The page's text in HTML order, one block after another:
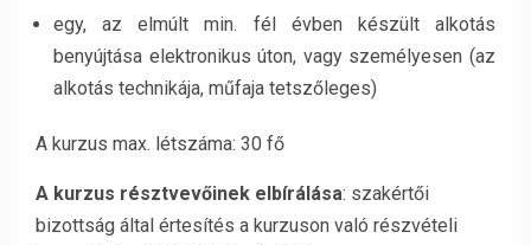
egy, az elmúlt min. fél évben készült alkotás
benyújtása elektronikus úton, vagy személyesen (az
alkotás technikája, műfaja tetszőleges)
A kurzus max. létszáma: 30 fő
A kurzus résztvevőinek elbírálása: szakértői
bizottság által értesítés a kurzuson való részvételi